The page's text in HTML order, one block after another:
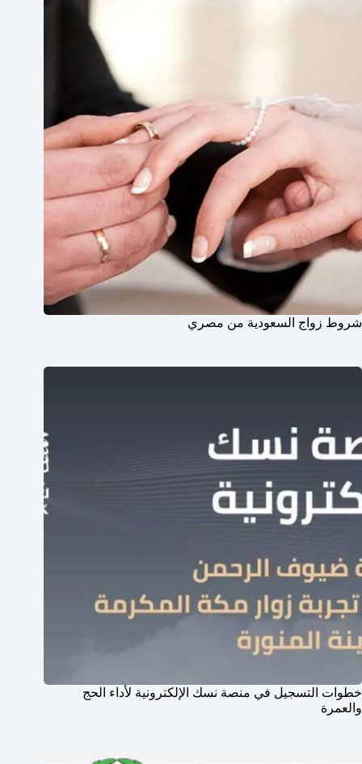
شروط زواج السعودية من مصري
خطوات التسجيل في منصة نسك الإلكترونية لأداء الحج
والعمرة